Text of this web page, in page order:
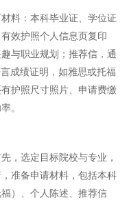
料：本科毕业证、学位证
效护照个人信息页复印
与职业规划；推荐信，通
成绩证明，如雅思或托福
护照尺寸照片、申请费缴
。
，选定目标院校与专业，
准备申请材料，包括本科
）、个人陈述、推荐信